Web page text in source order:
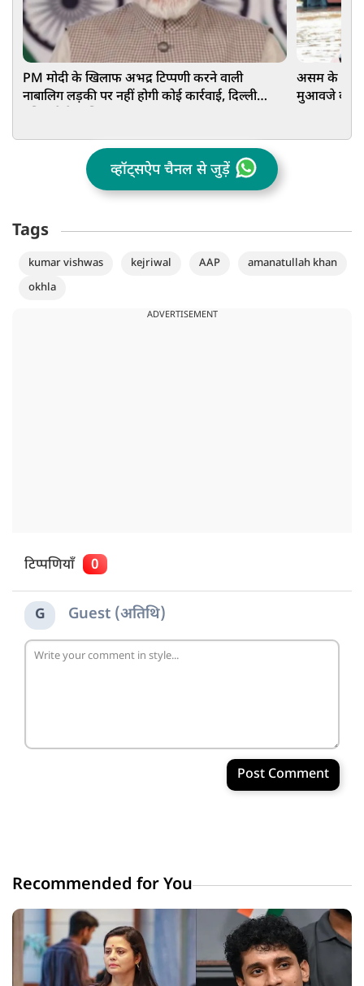
PM मोदी के खिलाफ अभद्र टिप्पणी करने वाली
नाबालिग लड़की पर नहीं होगी कोई कार्रवाई, दिल्ली
असम के बाढ़
मुआवजे का
व्हॉट्सऐप चैनल से जुड़ें
Tags
kumar vishwas kejriwal AAP
amanatullah khan
okhla
ADVERTISEMENT
टिप्पणियाँ 0
G Guest (अतिथि)
Post Comment
Recommended for You